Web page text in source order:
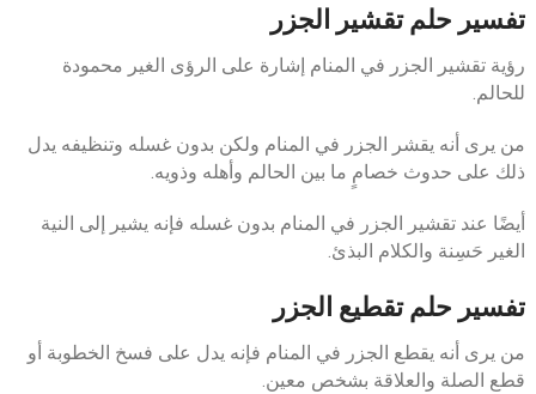
تفسير حلم تقشير الجزر
رؤية تقشير الجزر في المنام إشارة على الرؤى الغير محمودة
للحالم.
من يرى أنه يقشر الجزر في المنام ولكن بدون غسله وتنظيفه يدل
ذلك على حدوث خصامٍ ما بين الحالم وأهله وذويه.
أيضًا عند تقشير الجزر في المنام بدون غسله فإنه يشير إلى النية
الغير حَسِنة والكلام البذئ.
تفسير حلم تقطيع الجزر
من يرى أنه يقطع الجزر في المنام فإنه يدل على فسخ الخطوبة أو
قطع الصلة والعلاقة بشخص معين.